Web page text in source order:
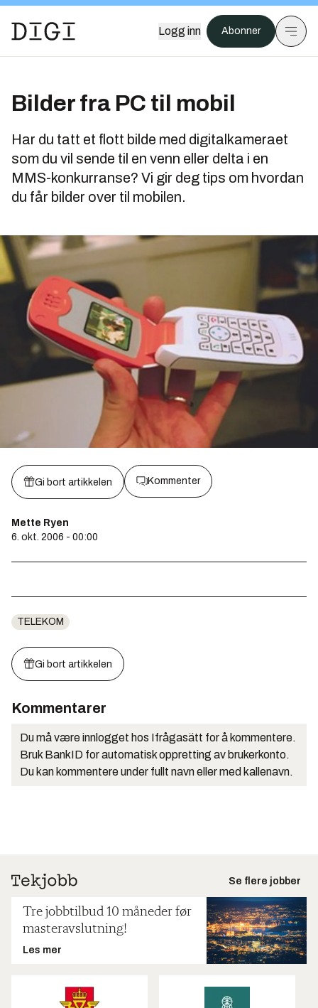
Logg inn Abonner
Bilder fra PC til mobil
Har du tatt et flott bilde med digitalkameraet
som du vil sende til en venn eller delta i en
MMS-konkurranse? Vi gir deg tips om hvordan
du får bilder over til mobilen.
Gi bort artikkelen Kommenter
Mette Ryen
6. okt. 2006 - 00:00
TELEKOM
Gi bort artikkelen
Kommentarer
Du må være innlogget hos Ifrågasätt for å kommentere.
Bruk BankID for automatisk oppretting av brukerkonto.
Du kan kommentere under fullt navn eller med kallenavn.
Se flere jobber
Tre jobbtilbud 10 måneder før
masteravslutning!
Les mer